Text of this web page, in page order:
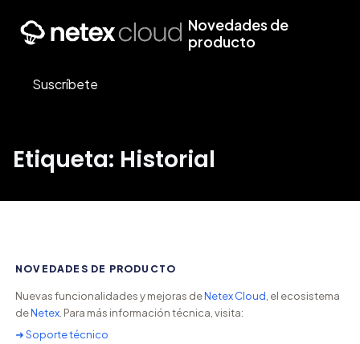
Novedades de
producto
Suscríbete
Etiqueta: Historial
NOVEDADES DE PRODUCTO
Nuevas funcionalidades y mejoras deNetex Cloud , el ecosistema
deNetex. Para más información técnica, visita:
➜ Soporte técnico